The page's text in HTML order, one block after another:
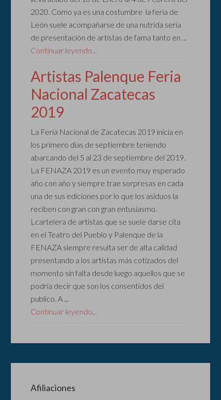
2020. Como ya es una costumbre la feria de
León suele acompañarse de una nutrida seria
de presentación de artistas de fama tanto en ...
Continuar leyendo...
Artistas Palenque Feria
Nacional Zacatecas
2019
La Feria Nacional de Zacatecas 2019 inicia en
los primero días de septiembre teniendo
abarcando del 5 al 23 de septiembre del 2019.
La FENAZA 2019 es un evento muy esperado
año con año y siempre trae sorpresas en cada
una de sus ediciones por lo que los asiduos la
reciben con gran con gran entusiasmo.
Lcartelera de artistas que se suele darse cita
en el Teatro del Pueblo y Palenque de la
FENAZA siempre resulta ser de alta calidad
presentando a los artistas más cotizados del
momento sin falta desde luego aquellos que se
podría decir que son los consentidos del
publico. A ...
Continuar leyendo...
Afiliaciones